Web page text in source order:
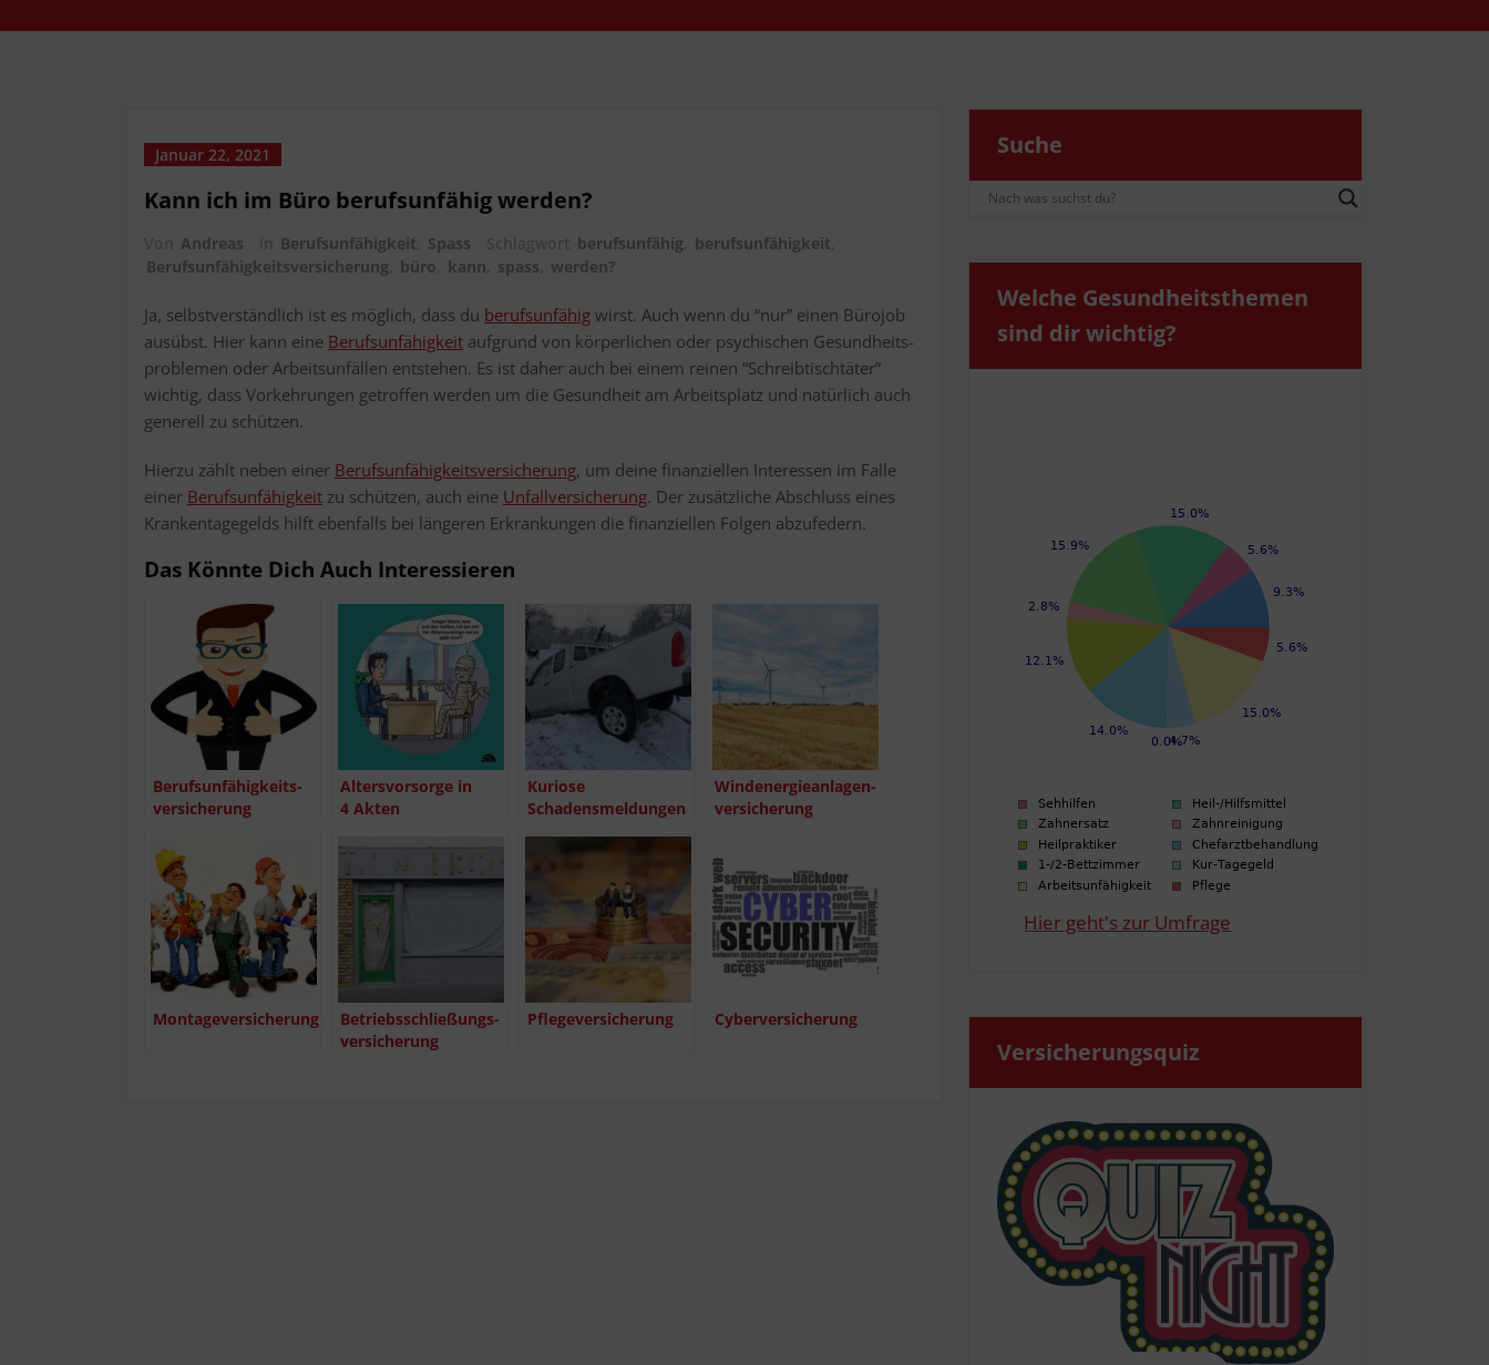
Januar 22, 2021
Kann ich im Büro berufs­un­fä­hig werden?
Andreas Berufsunfähigkeit Spass berufsunfähig berufsunfähigkeit
Berufsunfähigkeitsversicherung
büro kann spass werden?
Ja, selbst­ver­ständ­lich ist es mög­lich, dass du berufs­un­fä­hig wirst. Auch wenn du “nur” einen Büro­job
aus­übst. Hier kann eine Berufs­un­fä­hig­keit auf­grund von kör­per­li­chen oder psy­chi­schen Gesund­heits­
pro­ble­men oder Arbeits­un­fäl­len ent­ste­hen. Es ist daher auch bei einem rei­nen “Schreib­tisch­tä­ter”
wich­tig, dass Vor­keh­run­gen getrof­fen wer­den um die Gesund­heit am Arbeits­platz und natür­lich auch
gene­rell zu schützen.
Hier­zu zählt neben einer Berufs­un­fä­hig­keits­ver­si­che­rung, um dei­ne finan­zi­el­len Inter­es­sen im Fal­le
einer Berufs­un­fä­hig­keit zu schüt­zen, auch eine Unfall­ver­si­che­rung. Der zusätz­li­che Abschluss eines
Kran­ken­ta­ge­gelds hilft eben­falls bei län­ge­ren Erkran­kun­gen die finan­zi­el­len Fol­gen abzufedern.
Das Könn­te Dich Auch Interessieren
Berufs­un­fä­hig­keits­
ver­si­che­rung
Alters­vor­sor­ge in
4 Akten
Kurio­se
Schadensmeldungen
Wind­ener­gie­an­la­gen­
ver­si­che­rung
Mon­ta­ge­ver­si­che­rung
Betriebs­schlie­ßungs­
ver­si­che­rung
Pfle­ge­ver­si­che­rung Cyber­ver­si­che­rung
Suche
Wel­che Gesund­heits­the­men
sind dir wichtig?
Hier geht's zur Umfrage
Ver­si­che­rungs­quiz